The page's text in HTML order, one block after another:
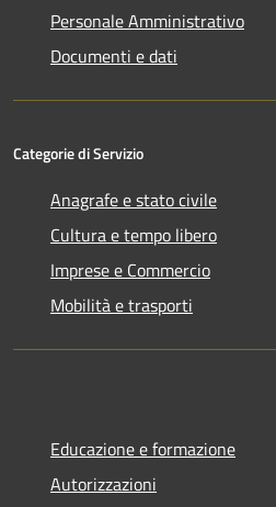
Personale Amministrativo
Documenti e dati
Categorie di Servizio
Anagrafe e stato civile
Cultura e tempo libero
Imprese e Commercio
Mobilità e trasporti
Educazione e formazione
Autorizzazioni